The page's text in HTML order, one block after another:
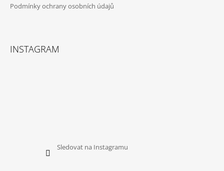
Podmínky ochrany osobních údajů
INSTAGRAM
Sledovat na Instagramu